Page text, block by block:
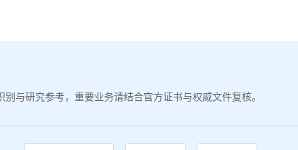
与研究参考，重要业务请结合官方证书与权威文件复核。